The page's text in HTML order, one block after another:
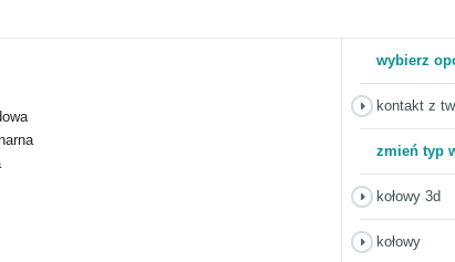
wybierz
kontakt z
zmień typ
kołowy 3d
kołowy